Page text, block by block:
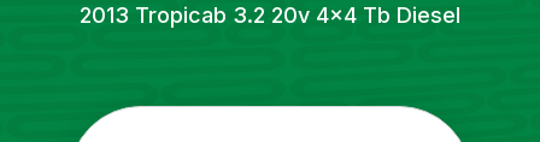
2013 Tropicab 3.2 20v 4x4 Tb Diesel